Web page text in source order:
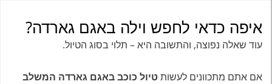
איפה כדאי לחפש וילה באגם גארדה?
עוד שאלה נפוצה, והתשובה היא – תלוי בסוג הטיול.
אם אתם מתכוונים לעשותטיול כוכב באגם גארדה המשלב